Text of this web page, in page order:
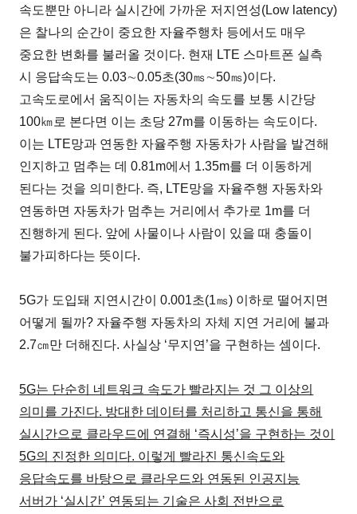
속도뿐만 아니라 실시간에 가까운 저지연성(Low latency)
은 찰나의 순간이 중요한 자율주행차 등에서도 매우
중요한 변화를 불러올 것이다. 현재 LTE 스마트폰 실측
시 응답속도는 0.03∼0.05초(30㎳∼50㎳)이다.
고속도로에서 움직이는 자동차의 속도를 보통 시간당
100㎞로 본다면 이는 초당 27m를 이동하는 속도이다.
이는 LTE망과 연동한 자율주행 자동차가 사람을 발견해
인지하고 멈추는 데 0.81m에서 1.35m를 더 이동하게
된다는 것을 의미한다. 즉, LTE망을 자율주행 자동차와
연동하면 자동차가 멈추는 거리에서 추가로 1m를 더
진행하게 된다. 앞에 사물이나 사람이 있을 때 충돌이
불가피하다는 뜻이다.
5G가 도입돼 지연시간이 0.001초(1㎳) 이하로 떨어지면
어떻게 될까? 자율주행 자동차의 자체 지연 거리에 불과
2.7㎝만 더해진다. 사실상 ‘무지연’을 구현하는 셈이다.
5G는 단순히 네트워크 속도가 빨라지는 것 그 이상의
의미를 가진다. 방대한 데이터를 처리하고 통신을 통해
실시간으로 클라우드에 연결해 ‘즉시성’을 구현하는 것이
5G의 진정한 의미다. 이렇게 빨라진 통신속도와
응답속도를 바탕으로 클라우드와 연동된 인공지능
서버가 ‘실시간’ 연동되는 기술은 사회 전반으로